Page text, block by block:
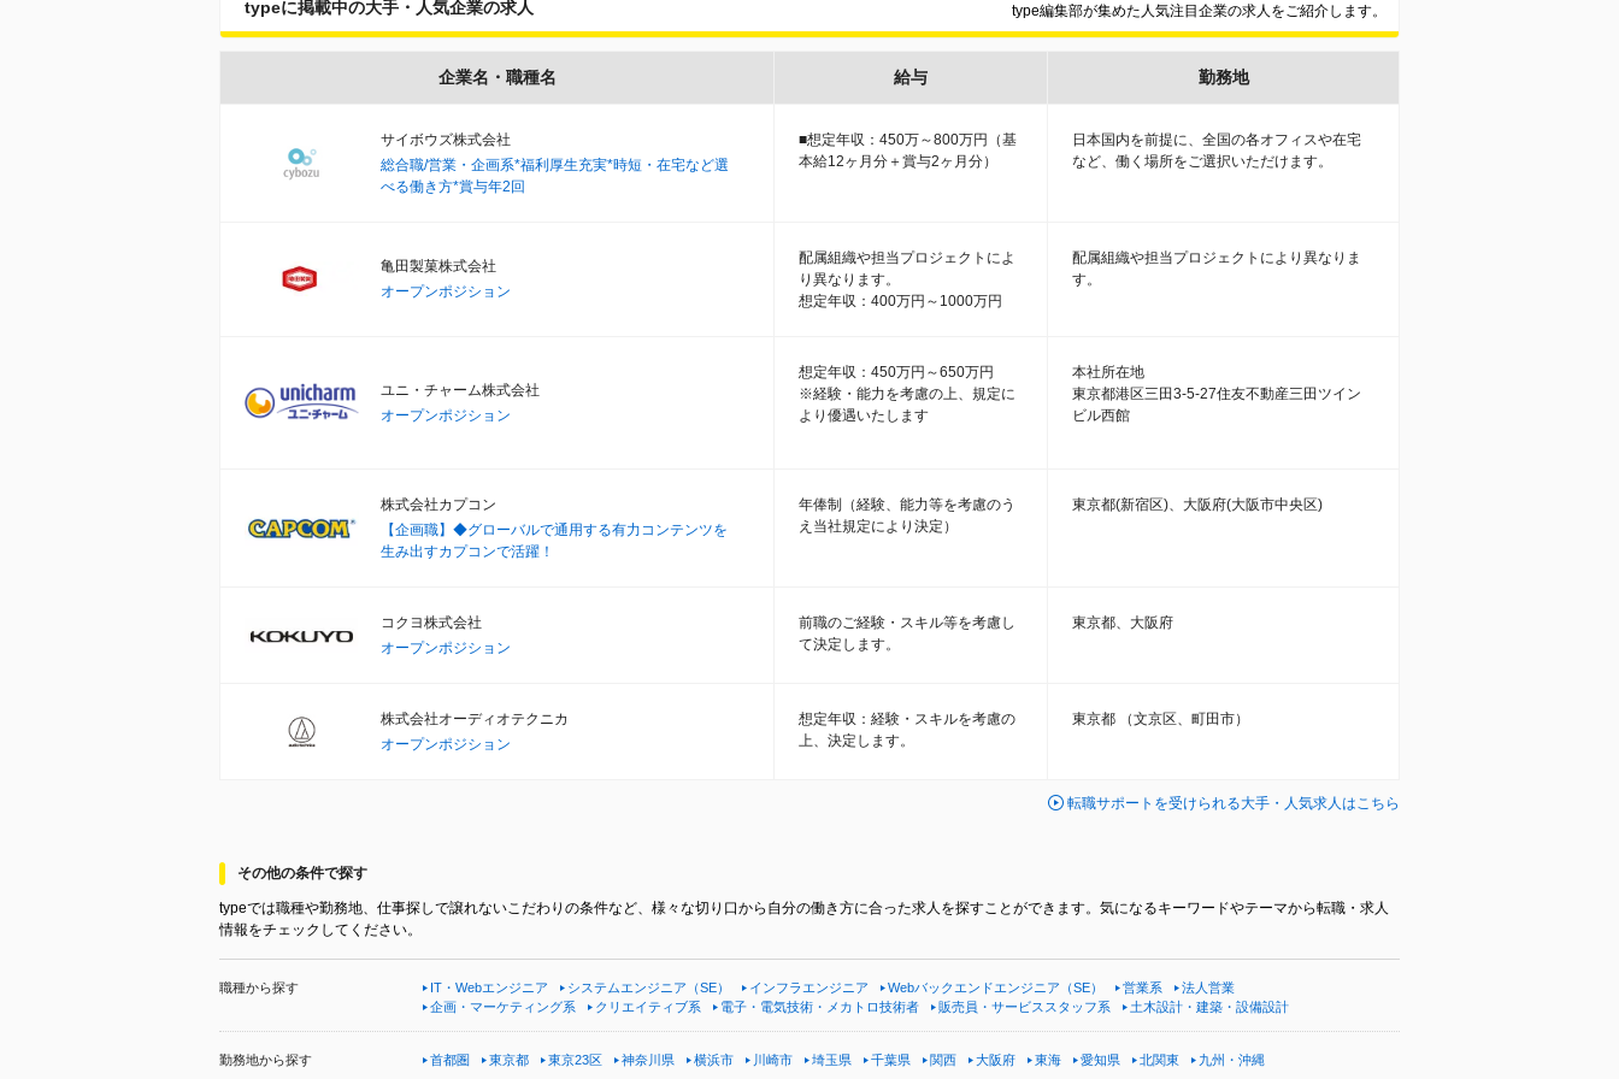
typeに掲載中の大手・人気企業の求人 type編集部が集めた人気注目企業の求人をご紹介します。
企業名・職種名 給与 勤務地
サイボウズ株式会社
総合職/営業・企画系*福利厚生充実*時短・在宅など選
べる働き方*賞与年2回
■想定年収：450万～800万円（基
本給12ヶ月分＋賞与2ヶ月分）
日本国内を前提に、全国の各オフィスや在宅
など、働く場所をご選択いただけます。
亀田製菓株式会社
オープンポジション
配属組織や担当プロジェクトによ
り異なります。
想定年収：400万円～1000万円
配属組織や担当プロジェクトにより異なりま
す。
ユニ・チャーム株式会社
オープンポジション
想定年収：450万円～650万円
※経験・能力を考慮の上、規定に
より優遇いたします
本社所在地
東京都港区三田3-5-27住友不動産三田ツイン
ビル西館
株式会社カプコン
【企画職】◆グローバルで通用する有力コンテンツを
生み出すカプコンで活躍！
年俸制（経験、能力等を考慮のう
え当社規定により決定）
東京都(新宿区)、大阪府(大阪市中央区)
コクヨ株式会社
オープンポジション
前職のご経験・スキル等を考慮し
て決定します。
東京都、大阪府
株式会社オーディオテクニカ
オープンポジション
想定年収：経験・スキルを考慮の
上、決定します。
東京都 （文京区、町田市）
転職サポートを受けられる大手・人気求人はこちら
その他の条件で探す
typeでは職種や勤務地、仕事探しで譲れないこだわりの条件など、様々な切り口から自分の働き方に合った求人を探すことができます。気になるキーワードやテーマから転職・求人
情報をチェックしてください。
職種から探す IT・Webエンジニア システムエンジニア（SE） インフラエンジニア Webバックエンドエンジニア（SE） 営業系
法人営業
企画・マーケティング系
クリエイティブ系 電子・電気技術・メカトロ技術者 販売員・サービススタッフ系 土木設計・建築・設備設計
勤務地から探す 首都圏 東京都 東京23区 神奈川県 横浜市 川崎市 埼玉県 千葉県 関西 大阪府 東海 愛知県 北関東 九州・沖縄